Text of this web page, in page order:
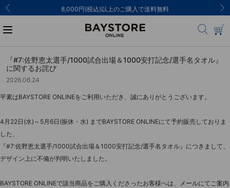
8,000円(税込)以上のご購入で送料無料
『#7:佐野恵太選手/1000試合出場＆1000安打記念/選手名タオル』
に関するお詫び
2026.06.24
平素はBAYSTORE ONLINEをご利用いただき、誠にありがとうございます。
4月22日(水)～5月6日(振休・水) までBAYSTORE ONLINEにて予約販売しておりま
した、
『#7:佐野恵太選手/1000試合出場＆1000安打記念/選手名タオル』につきまして、
デザイン上に不備が判明いたしました。
BAYSTORE ONLINEで該当商品をご購入くださったお客様へは、メールにてご案内